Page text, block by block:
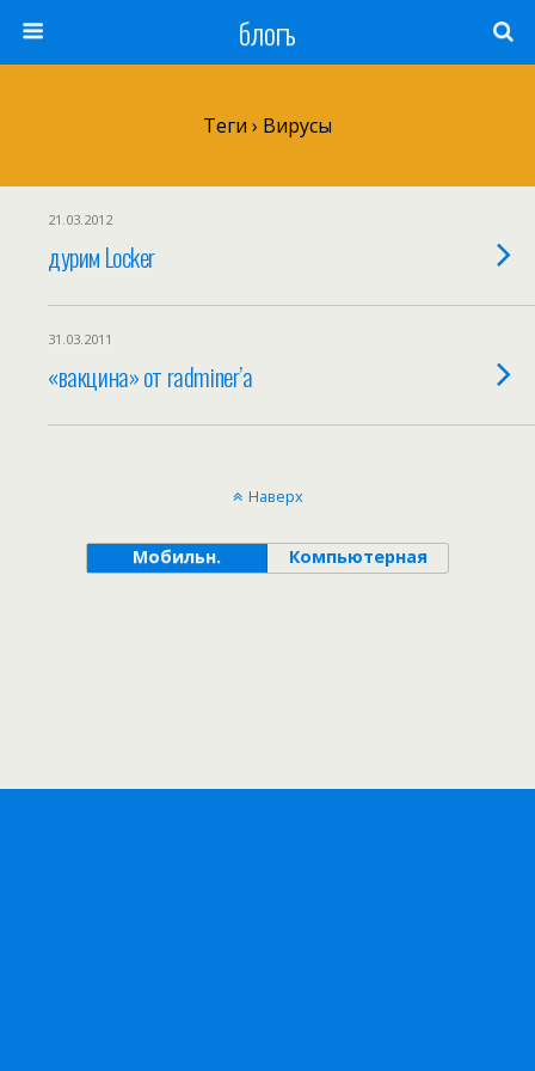
блогъ
Теги › Вирусы
21.03.2012
дурим Locker
31.03.2011
«вакцина» от radminer’a
Наверх
Мобильн. Компьютерная